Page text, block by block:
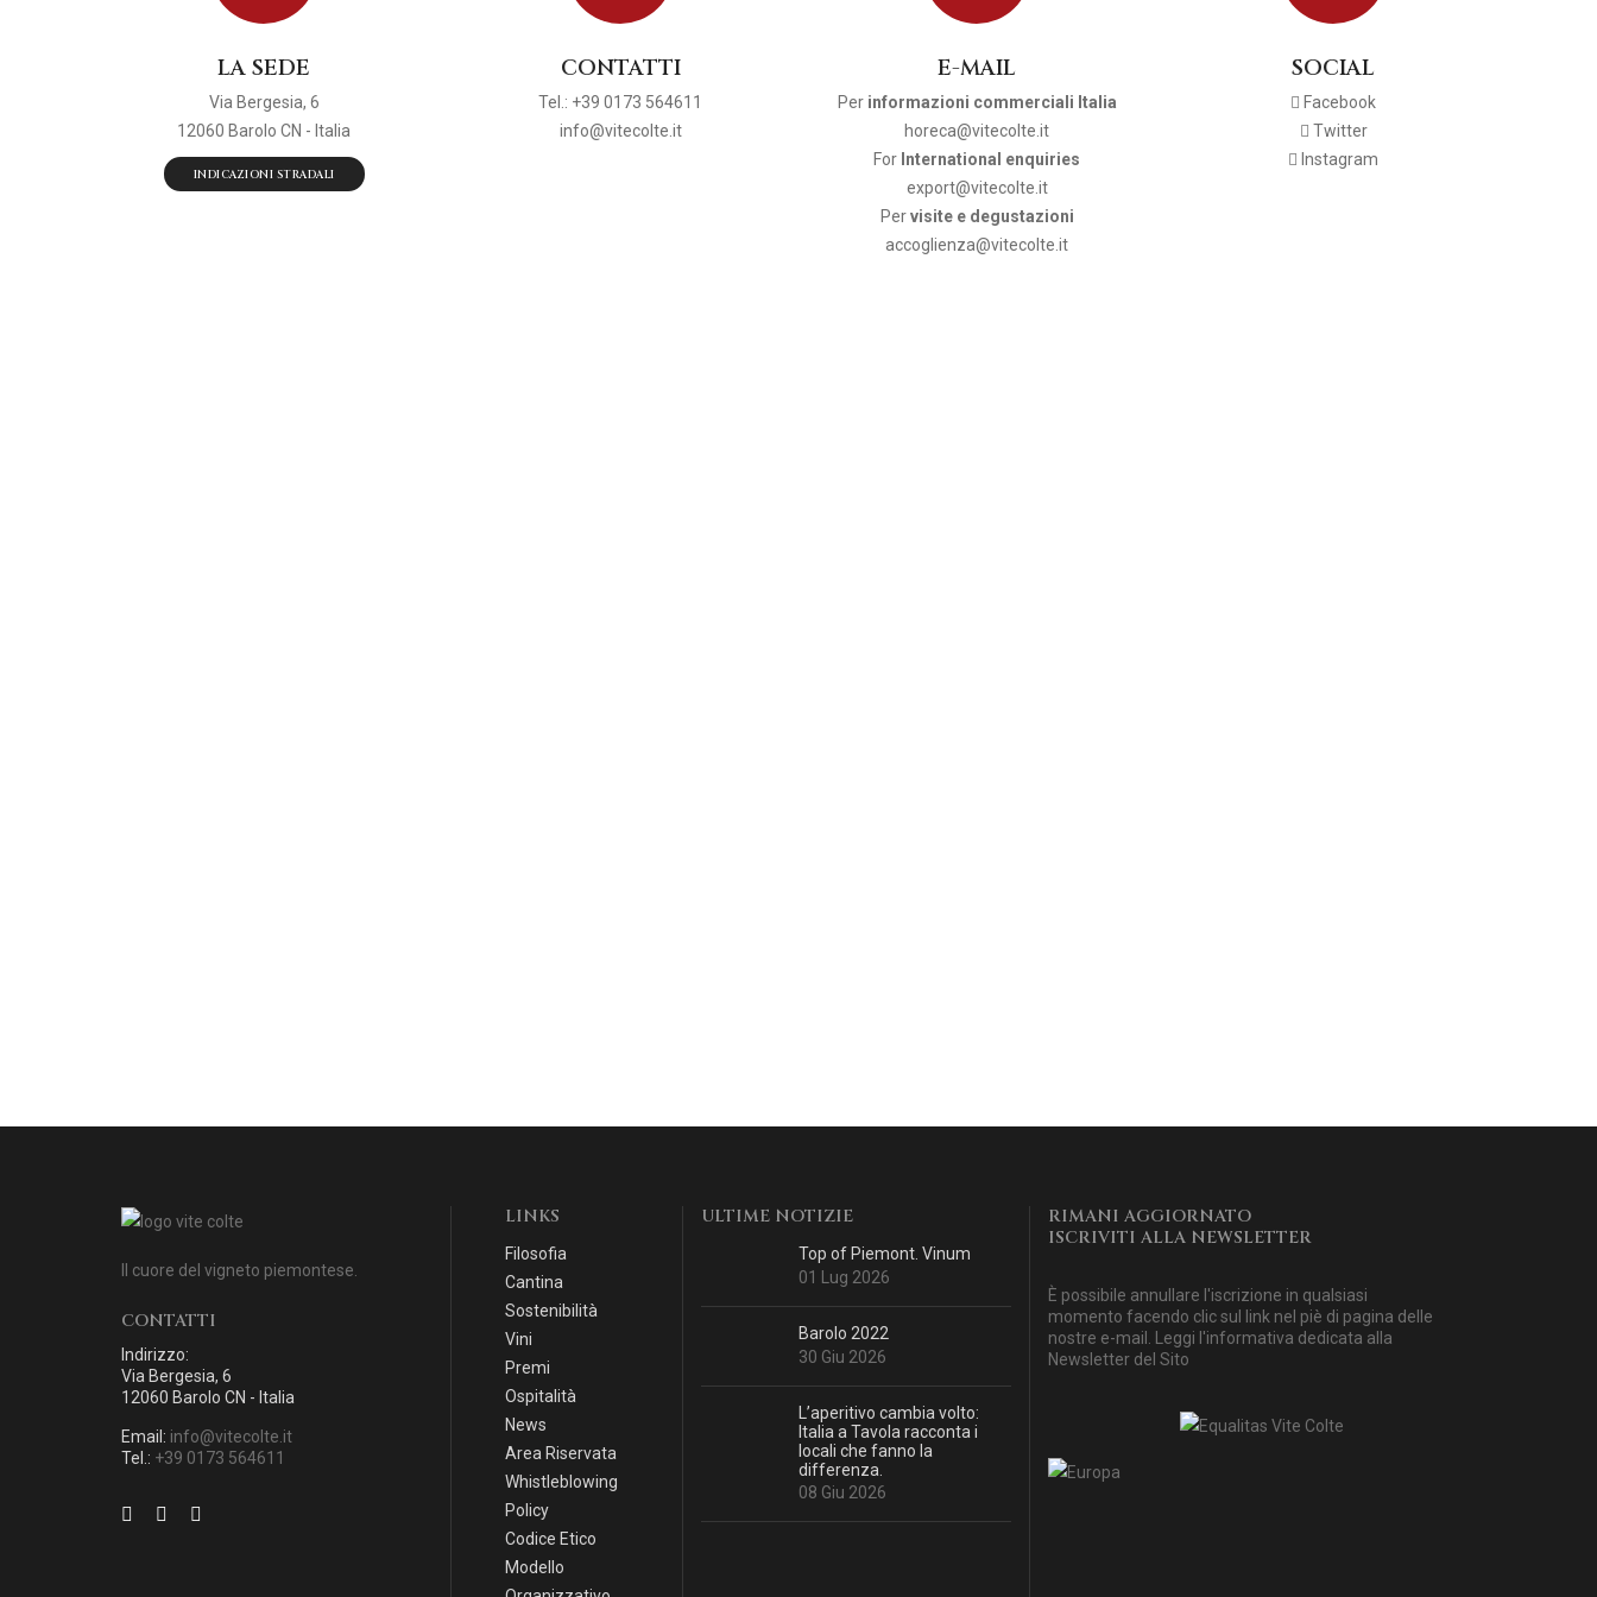
LA SEDE
Via Bergesia, 6
12060 Barolo CN - Italia
INDICAZIONI STRADALI
CONTATTI
Tel.: +39 0173 564611
info@vitecolte.it
E-MAIL
Per informazioni commerciali Italia
horeca@vitecolte.it
For International enquiries
export@vitecolte.it
Pervisite e degustazioni
accoglienza@vitecolte.it
SOCIAL
Facebook
Twitter
Instagram
Il cuore del vigneto piemontese.
CONTATTI
Indirizzo:
Via Bergesia, 6
12060 Barolo CN - Italia
Email: info@vitecolte.it
Tel.: +39 0173 564611
LINKS
Filosofia
Cantina
Sostenibilità
Vini
Premi
Ospitalità
News
Area Riservata
Whistleblowing
Policy
Codice Etico
Modello
ULTIME NOTIZIE
Top of Piemont. Vinum
01 Lug 2026
Barolo 2022
30 Giu 2026
L’aperitivo cambia volto:
Italia a Tavola racconta i
locali che fanno la
differenza.
08 Giu 2026
RIMANI AGGIORNATO
ISCRIVITI ALLA NEWSLETTER
È possibile annullare l'iscrizione in qualsiasi
momento facendo clic sul link nel piè di pagina delle
nostre e-mail. Leggi l'informativa dedicata alla
Newsletter del Sito